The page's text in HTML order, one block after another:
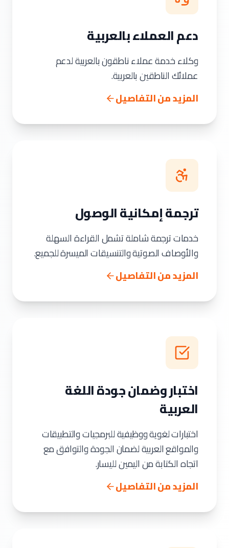
دعم العملاء بالعربية
وكلاء خدمة عملاء ناطقون بالعربية لدعم
عملائك الناطقين بالعربية.
المزيد من التفاصيل
ترجمة إمكانية الوصول
خدمات ترجمة شاملة تشمل القراءة السهلة
والأوصاف الصوتية والتنسيقات الميسرة للجميع.
المزيد من التفاصيل
اختبار وضمان جودة اللغة
العربية
اختبارات لغوية ووظيفية للبرمجيات والتطبيقات
والمواقع العربية لضمان الجودة والتوافق مع
اتجاه الكتابة من اليمين لليسار.
المزيد من التفاصيل